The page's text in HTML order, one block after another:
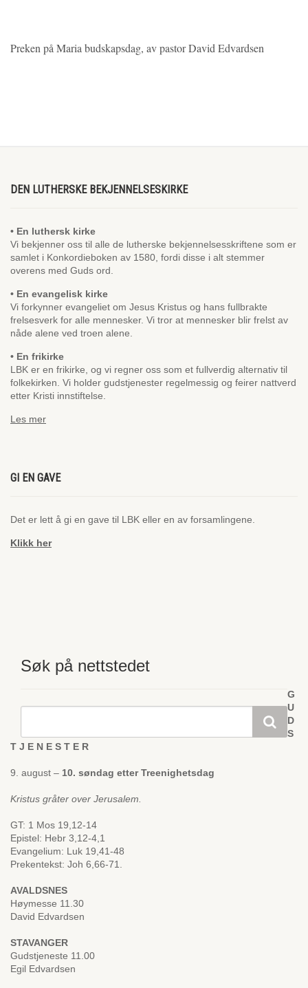
Preken på Maria budskapsdag, av pastor David Edvardsen
DEN LUTHERSKE BEKJENNELSESKIRKE
• En luthersk kirke
Vi bekjenner oss til alle de lutherske bekjennelsesskriftene som er
samlet i Konkordieboken av 1580, fordi disse i alt stemmer
overens med Guds ord.
• En evangelisk kirke
Vi forkynner evangeliet om Jesus Kristus og hans fullbrakte
frelsesverk for alle mennesker. Vi tror at mennesker blir frelst av
nåde alene ved troen alene.
• En frikirke
LBK er en frikirke, og vi regner oss som et fullverdig alternativ til
folkekirken. Vi holder gudstjenester regelmessig og feirer nattverd
etter Kristi innstiftelse.
Les mer
GI EN GAVE
Det er lett å gi en gave til LBK eller en av forsamlingene.
Klikk her
Søk på nettstedet
G
U
D
S
T J E N E S T E R
9. august – 10. søndag etter Treenighetsdag
Kristus gråter over Jerusalem.
GT: 1 Mos 19,12-14
Epistel: Hebr 3,12-4,1
Evangelium: Luk 19,41-48
Prekentekst: Joh 6,66-71.
AVALDSNES
Høymesse 11.30
David Edvardsen
STAVANGER
Gudstjeneste 11.00
Egil Edvardsen